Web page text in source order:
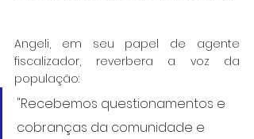
Angeli, em seu papel de agente
fiscalizador, reverbera a voz da
população:
"Recebemos questionamentos e
cobranças da comunidade e